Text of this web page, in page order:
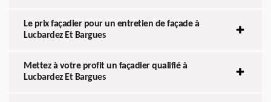
Le prix façadier pour un entretien de façade à
Lucbardez Et Bargues
Mettez à votre profit un façadier qualifié à
Lucbardez Et Bargues